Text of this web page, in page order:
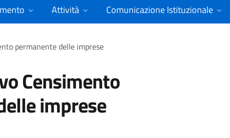
Attività Comunicazione Istituzionale
permanente delle imprese
Censimento
imprese